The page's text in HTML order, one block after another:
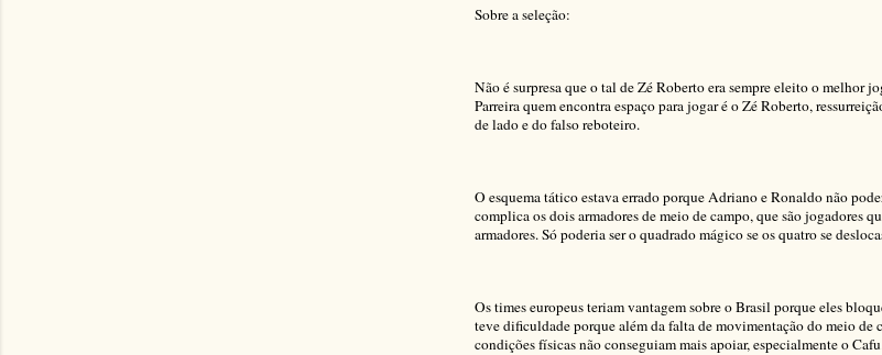
Sobre a seleção:
Não é surpresa que o tal de Zé Roberto era sempre eleito o melhor
Parreira quem encontra espaço para jogar é o Zé Roberto,
de lado e do falso reboteiro.
O esquema tático estava errado porque Adriano e Ronaldo não
complica os dois armadores de meio de campo, que são jogadores
armadores. Só poderia ser o quadrado mágico se os quatro se
Os times europeus teriam vantagem sobre o Brasil porque eles
teve dificuldade porque além da falta de movimentação do meio de
condições físicas não conseguiam mais apoiar, especialmente o